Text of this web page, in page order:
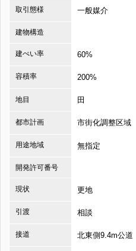
取引態様 一般媒介
建物構造
建ぺい率 60%
容積率 200%
地目 田
都市計画 市街化調整区域
用途地域 無指定
開発許可番号
現状 更地
引渡 相談
接道 北東側9.4m公道